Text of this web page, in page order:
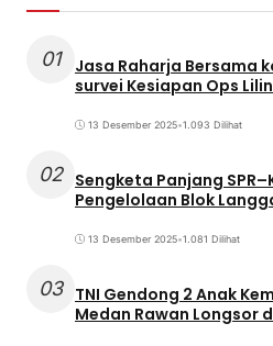
01
Jasa Raharja Bersama
survei Kesiapan Ops
13 Desember 2025•1.093 Dilihat
02 Sengketa Panjang
Pengelolaan Blok
13 Desember 2025•1.081 Dilihat
03 TNI Gendong 2 Anak
Medan Rawan Longsor